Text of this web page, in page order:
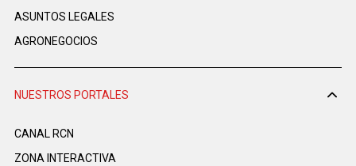
ASUNTOS LEGALES
AGRONEGOCIOS
NUESTROS PORTALES
CANAL RCN
ZONA INTERACTIVA